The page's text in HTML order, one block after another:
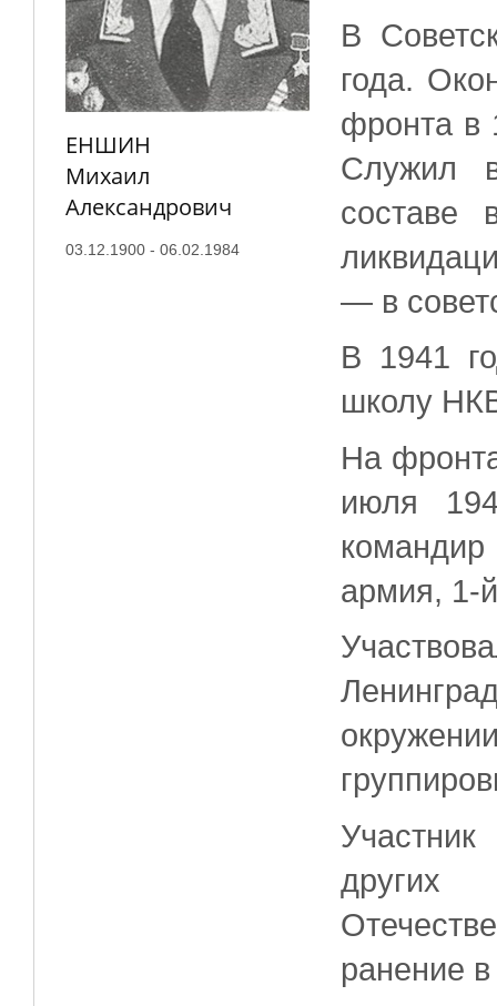
ЕНШИН
Михаил
Александрович
03.12.1900 - 06.02.1984
В
года.
фронта в
Служил
составе
— в
В 1941
школу
На
июля
армия, 1-
других
ранение